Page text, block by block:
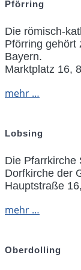
Pförring
Die römisch-
Pförring gehört
Bayern.
Marktplatz 16,
mehr …
Lobsing
Die Pfarrkirche
Dorfkirche der
Hauptstraße
mehr …
Oberdolling